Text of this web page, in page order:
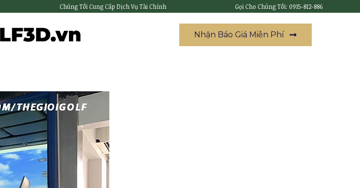
Chúng Tôi Cung Cấp Dịch Vụ Tài Chính Gọi Cho Chúng Tôi: 0915-812-886
Nhận Báo Giá Miễn Phí